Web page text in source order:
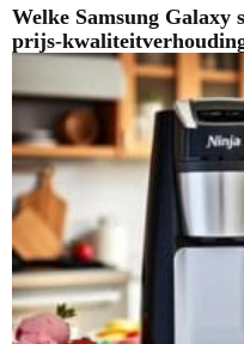
Welke Samsung Galaxy
prijs-